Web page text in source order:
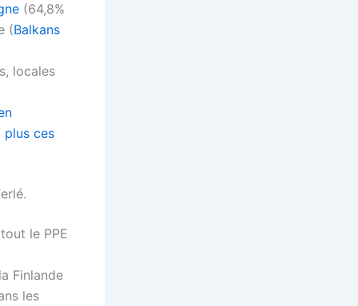
(64,8%
(Balkans
locales
plus ces
le PPE
Finlande
les